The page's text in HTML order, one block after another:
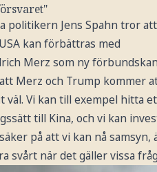
politikern Jens Spahn tror att
kan förbättras med
Merz som ny
Merz och Trump kommer
väl. Vi kan till exempel hitta
till Kina, och vi kan
på att vi kan nå samsyn,
svårt när det gäller vissa